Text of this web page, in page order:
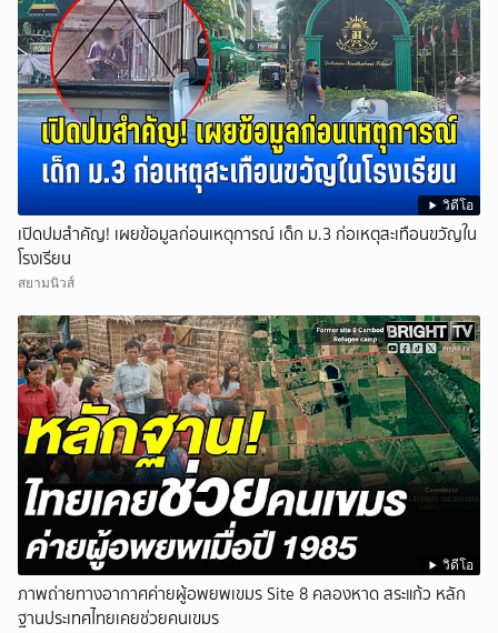
วิดีโอ
เปิดปมสำคัญ! เผยข้อมูลก่อนเหตุการณ์ เด็ก ม.3 ก่อเหตุสะเทือนขวัญใน
โรงเรียน
สยามนิวส์
วิดีโอ
ภาพถ่ายทางอากาศค่ายผู้อพยพเขมร Site 8 คลองหาด สระแก้ว หลัก
ฐานประเทศไทยเคยช่วยคนเขมร